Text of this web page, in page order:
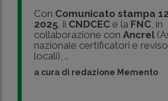
Con Comunicato stampa
2025, il CNDCECe la FNC, in
collaborazione conAncrel
nazionale certificatori e
locali), ..
a cura di redazione Memento